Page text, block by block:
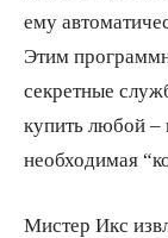
ему
Этим
секретные
купить любой –
необходимая
Мистер Икс